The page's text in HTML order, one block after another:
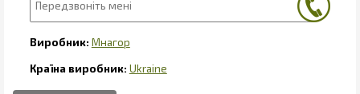
Мнагор
Ukraine